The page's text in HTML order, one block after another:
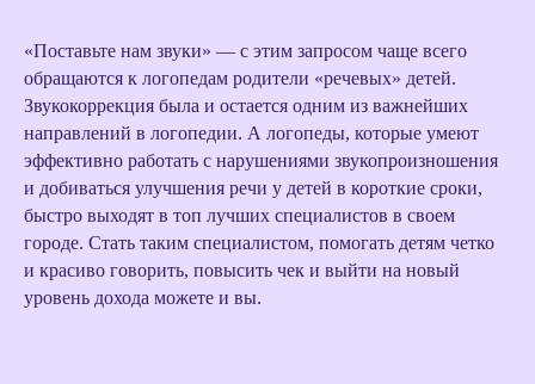
«Поставьте нам звуки» — с этим запросом чаще всего
обращаются к логопедам родители «речевых» детей.
Звукокоррекция была и остается одним из важнейших
направлений в логопедии. А логопеды, которые умеют
эффективно работать с нарушениями звукопроизношения
и добиваться улучшения речи у детей в короткие сроки,
быстро выходят в топ лучших специалистов в своем
городе. Стать таким специалистом, помогать детям четко
и красиво говорить, повысить чек и выйти на новый
уровень дохода можете и вы.